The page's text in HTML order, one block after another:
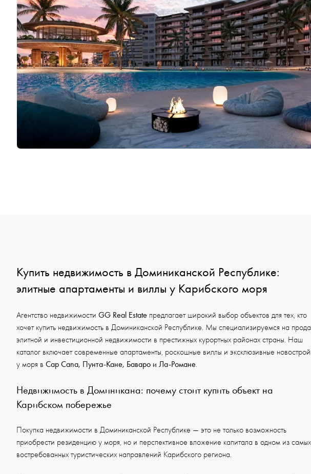
Купить недвижимость в Доминиканской Республике:
элитные апартаменты и виллы у Карибского моря
Агентство недвижимости GG Real Estate предлагает широкий выбор объектов для тех, кто
хочет купить недвижимость в Доминиканской Республике. Мы специализируемся на
элитной и инвестиционной недвижимости в престижных курортных районах страны. Наш
каталог включает современные апартаменты, роскошные виллы и эксклюзивные
у моря в Cap Cana, Пунта-Кане, Баваро и Ла-Романе.
Недвижимость в Доминикана: почему стоит купить объект на
Карибском побережье
Покупка недвижимости в Доминиканской Республике — это не только возможность
приобрести резиденцию у моря, но и перспективное вложение капитала в одном из самых
востребованных туристических направлений Карибского региона.